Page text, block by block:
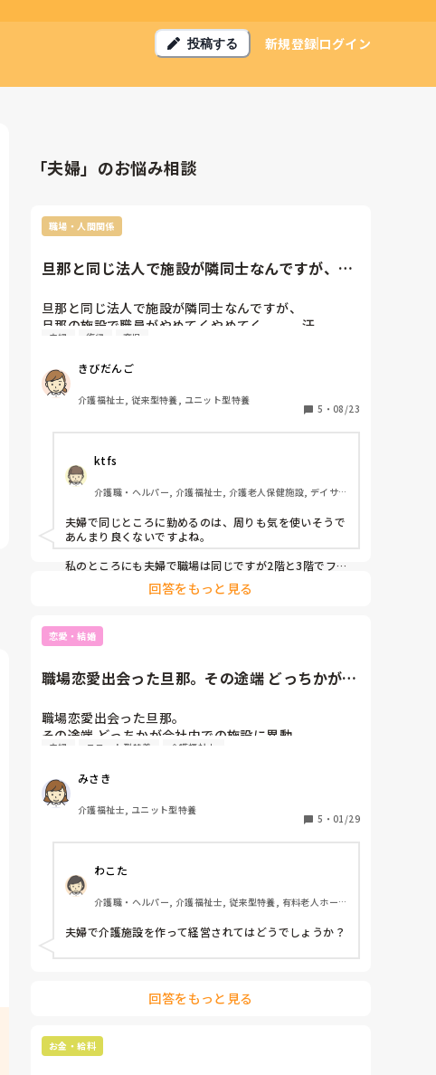
投稿する 新規登録ログイン
「夫婦」のお悩み相談
職場・人間関係
旦那と同じ法人で施設が隣同士なんですが、旦
旦那と同じ法人で施設が隣同士なんですが、
旦那の施設で職員がやめてくやめてく、、、汗
私は育休中なんでまだ職場にいないんですが、
移動になるんじゃないかってドキドキしてます
なるべくは夫婦が同じ職場にならないようにはしてる
みたいなのですが、あまりにも職員がいなくなると
夫婦 復帰 育児
きびだんご
介護福祉士, 従来型特養, ユニット型特養
5 ・ 08/23
ktfs
介護職・ヘルパー, 介護福祉士, 介護老人保健施設, デイサ
夫婦で同じところに勤めるのは、周りも気を使いそうで
あんまり良くないですよね。
私のところにも夫婦で職場は同じですが2階と3階でフ
ロアを分けています。 回答をもっと見る
恋愛・結婚
職場恋愛出会った旦那。その途端 どっちかが会
職場恋愛出会った旦那。
その途端 どっちかが会社内での施設に異動。
夫婦になったら一緒に仕事できないって言われると結
夫婦 ユニット型特養 介護福祉士
みさき
介護福祉士, ユニット型特養
5 ・ 01/29
わこた
介護職・ヘルパー, 介護福祉士, 従来型特養, 有料老人ホー
ープホーム, ショートステイ, デイサービス, デイケア・通
所リハ, 訪問介護, 実務者研修, ユニット型特養
夫婦で介護施設を作って経営されてはどうでしょうか？
回答をもっと見る
お金・給料